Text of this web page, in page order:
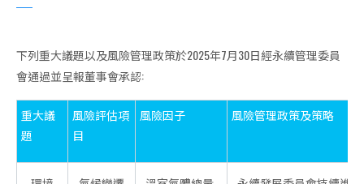
下列重大議題以及風險管理政策於2025年7月30日經永續管理委員
會通過並呈報董事會承認:
重大議
題
風險評估項
目
風險因子 風險管理政策及策略